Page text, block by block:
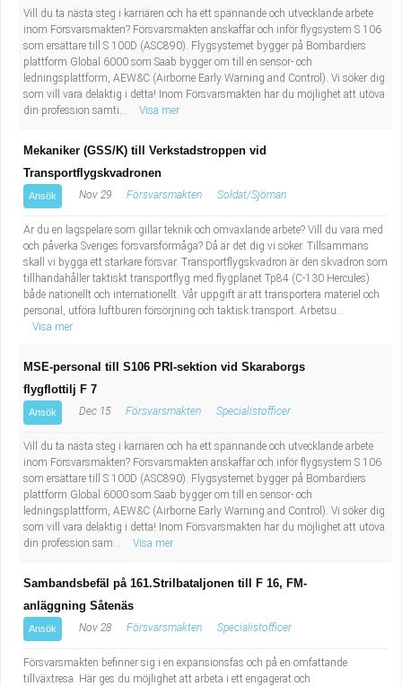
Bibliotekarie
Administrativ assistent
Lärare i gymnasiet
Vill du ta nästa steg i karriären och ha ett spännande och utvecklande arbete
inom Försvarsmakten? Försvarsmakten anskaffar och inför flygsystem S 106
som ersättare till S 100D (ASC890). Flygsystemet bygger på Bombardiers
plattform Global 6000 som Saab bygger om till en sensor- och
ledningsplattform, AEW&C (Airborne Early Warning and Control). Vi söker dig
som vill vara delaktig i detta! Inom Försvarsmakten har du möjlighet att utöva
din profession samti...
Visa mer
Mekaniker (GSS/K) till Verkstadstroppen vid
Transportflygskvadronen
Ansök Nov 29 Försvarsmakten Soldat/Sjöman
Är du en lagspelare som gillar teknik och omväxlande arbete? Vill du vara med
och påverka Sveriges försvarsförmåga? Då är det dig vi söker. Tillsammans
skall vi bygga ett starkare försvar. Transportflygskvadron är den skvadron som
tillhandahåller taktiskt transportflyg med flygplanet Tp84 (C-130 Hercules)
både nationellt och internationellt. Vår uppgift är att transportera materiel och
personal, utföra luftburen försörjning och taktisk transport. Arbetsu...
Visa mer
MSE-personal till S106 PRI-sektion vid Skaraborgs
flygflottilj F 7
Ansök Dec 15 Försvarsmakten Specialistofficer
Vill du ta nästa steg i karriären och ha ett spännande och utvecklande arbete
inom Försvarsmakten? Försvarsmakten anskaffar och inför flygsystem S 106
som ersättare till S 100D (ASC890). Flygsystemet bygger på Bombardiers
plattform Global 6000 som Saab bygger om till en sensor- och
ledningsplattform, AEW&C (Airborne Early Warning and Control). Vi söker dig
som vill vara delaktig i detta! Inom Försvarsmakten har du möjlighet att utöva
din profession sam...
Visa mer
Sambandsbefäl på 161.Strilbataljonen till F 16, FM-
anläggning Såtenäs
Ansök Nov 28 Försvarsmakten Specialistofficer
Försvarsmakten befinner sig i en expansionsfas och på en omfattande
tillväxtresa. Här ges du möjlighet att arbeta i ett engagerat och